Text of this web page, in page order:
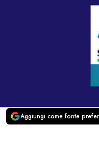
Aggiungi come fonte